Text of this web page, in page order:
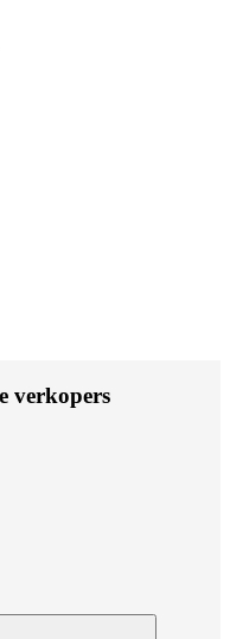
verkopers